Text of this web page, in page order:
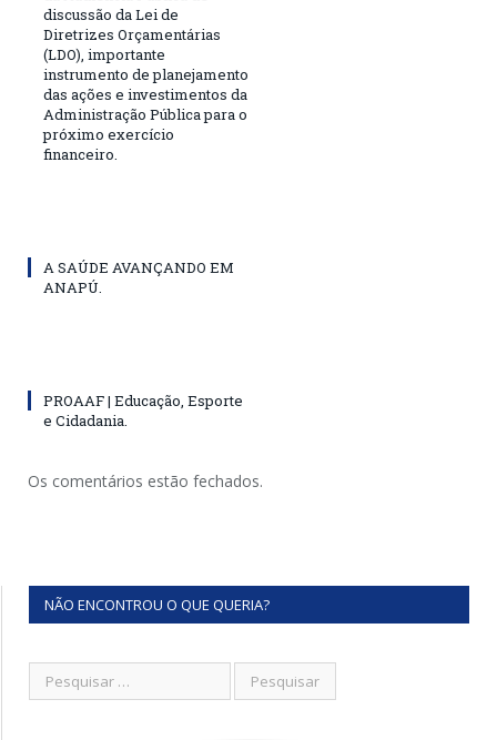
discussão da Lei de
Diretrizes Orçamentárias
(LDO), importante
instrumento de planejamento
das ações e investimentos da
Administração Pública para o
próximo exercício
financeiro.
A SAÚDE AVANÇANDO EM
ANAPÚ.
PROAAF | Educação, Esporte
e Cidadania.
Os comentários estão fechados.
NÃO ENCONTROU O QUE QUERIA?